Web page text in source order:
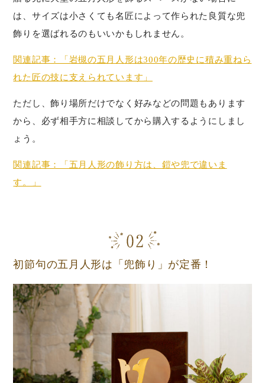
は、サイズは小さくても名匠によって作られた良質な兜
飾りを選ばれるのもいいかもしれません。
関連記事：「岩槻の五月人形は300年の歴史に積み重ねら
れた匠の技に支えられています」
ただし、飾り場所だけでなく好みなどの問題もあります
から、必ず相手方に相談してから購入するようにしまし
ょう。
関連記事：「五月人形の飾り方は、鎧や兜で違いま
す。」
初節句の五月人形は「兜飾り」が定番！